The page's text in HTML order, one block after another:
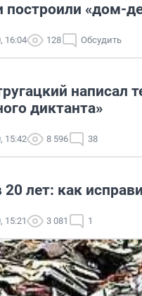
построили «дом-
16:04 128 Обсудить
написал
диктанта»
15:42 8 596 38
20 лет: как
15:21 3 081 1